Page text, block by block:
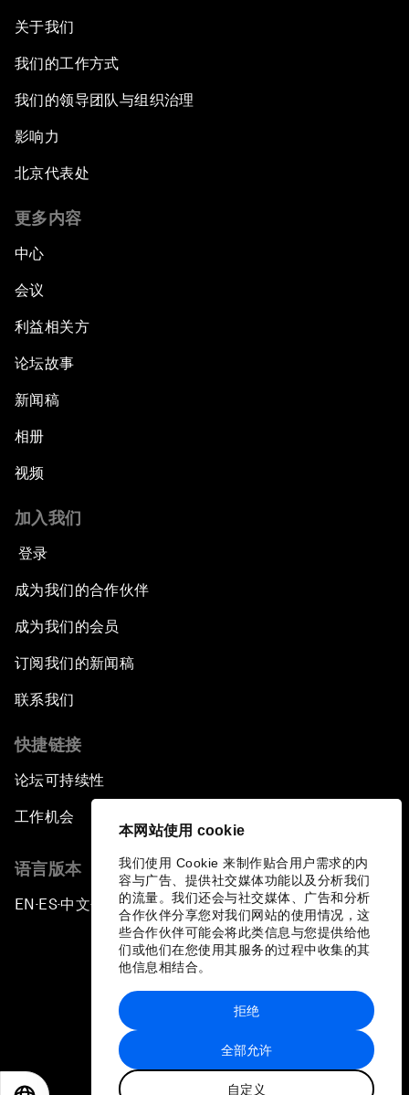
本网站使用 cookie
我们使用 Cookie 来制作贴合用户需求的内
容与广告、提供社交媒体功能以及分析我们
的流量。我们还会与社交媒体、广告和分析
合作伙伴分享您对我们网站的使用情况，这
些合作伙伴可能会将此类信息与您提供给他
们或他们在您使用其服务的过程中收集的其
他信息相结合。
全部允许
自定义
拒绝
关于我们
我们的工作方式
我们的领导团队与组织治理
影响力
北京代表处
更多内容
中心
会议
利益相关方
论坛故事
新闻稿
相册
视频
加入我们
登录
成为我们的合作伙伴
成为我们的会员
订阅我们的新闻稿
联系我们
快捷链接
论坛可持续性
工作机会
语言版本
EN ▪ES▪中文▪ 日本語
站点地图